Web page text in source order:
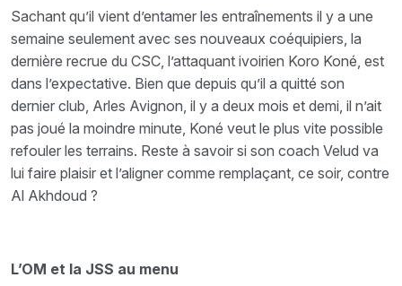
Sachant qu’il vient d’entamer les entraînements il y a une
semaine seulement avec ses nouveaux coéquipiers, la
dernière recrue du CSC, l’attaquant ivoirien Koro Koné, est
dans l’expectative. Bien que depuis qu’il a quitté son
dernier club, Arles Avignon, il y a deux mois et demi, il n’ait
pas joué la moindre minute, Koné veut le plus vite possible
refouler les terrains. Reste à savoir si son coach Velud va
lui faire plaisir et l’aligner comme remplaçant, ce soir, contre
Al Akhdoud ?
L’OM et la JSS au menu